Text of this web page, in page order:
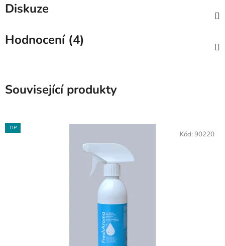
Diskuze
Hodnocení (4)
Související produkty
TIP
Kód: 90220